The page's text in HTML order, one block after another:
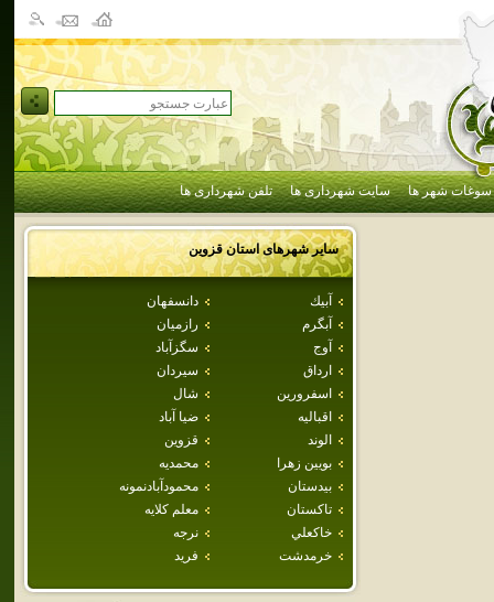
سوغات شهر ها سایت شهرداری ها تلفن شهرداری ها
سایر شهرهای استانقزوين
آبيك
دانسفهان
آبگرم
رازميان
آوج
سگزآباد
ارداق
سيردان
اسفرورين
شال
اقباليه
ضيا آباد
الوند
قزوين
بويين زهرا
محمديه
بيدستان
محمودآبادنمونه
تاكستان
معلم كلايه
خاكعلي
نرجه
خرمدشت
فريد